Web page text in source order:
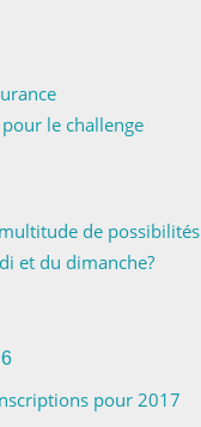
le challenge
de possibilités
et du dimanche?
pour 2017